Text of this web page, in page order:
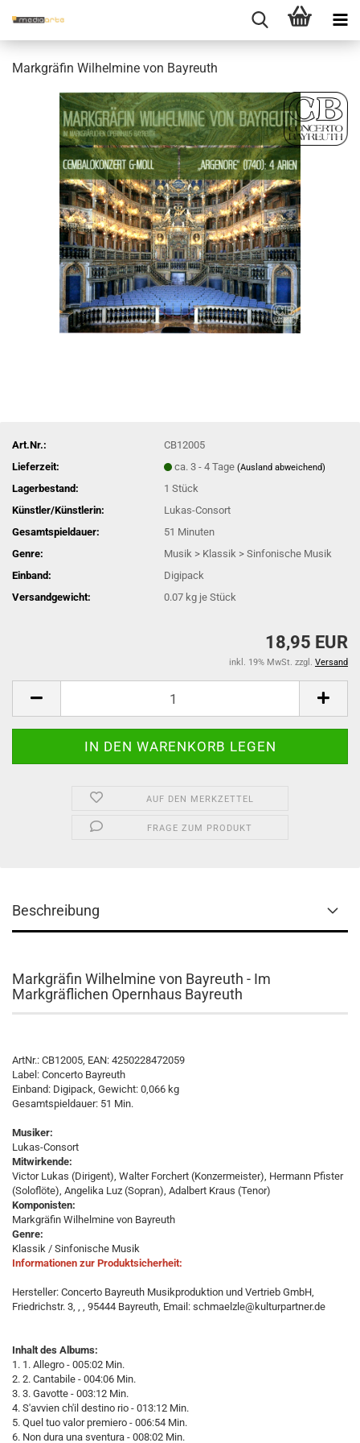
Mark­grä­fin Wil­hel­mi­ne von Bay­reuth
Art.Nr.:
CB12005
Lieferzeit:
ca. 3 - 4 Tage(Ausland abweichend)
Lagerbestand: 1Stück
Künstler/Künstlerin:
Lukas-Consort
Gesamtspieldauer:
51 Minuten
Genre:
Musik > Klassik > Sinfonische Musik
Einband:
Digipack
Versandgewicht:
0.07 kg je Stück
18,95 EUR
inkl. 19% MwSt. zzgl. Versand
AUF DEN MERKZETTEL
FRAGE ZUM PRODUKT
Beschreibung
Markgräfin Wilhelmine von Bayreuth - Im
Markgräflichen Opernhaus Bayreuth
ArtNr.: CB12005, EAN: 4250228472059
Label: Concerto Bayreuth
Einband: Digipack, Gewicht: 0,066 kg
Gesamtspieldauer: 51 Min.
Musiker:
Lukas-Consort
Mitwirkende:
Victor Lukas (Dirigent), Walter Forchert (Konzermeister), Hermann Pfister
(Soloflöte), Angelika Luz (Sopran), Adalbert Kraus (Tenor)
Komponisten:
Markgräfin Wilhelmine von Bayreuth
Genre:
Klassik / Sinfonische Musik
Informationen zur Produktsicherheit:
Hersteller: Concerto Bayreuth Musikproduktion und Vertrieb GmbH,
Friedrichstr. 3, , , 95444 Bayreuth, Email: schmaelzle@kulturpartner.de
Inhalt des Albums:
1. 1. Allegro - 005:02 Min.
2. 2. Cantabile - 004:06 Min.
3. 3. Gavotte - 003:12 Min.
4. S'avvien ch'il destino rio - 013:12 Min.
5. Quel tuo valor premiero - 006:54 Min.
6. Non dura una sventura - 008:02 Min.